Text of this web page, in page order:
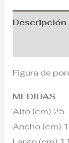
Descripción
Figura de
MEDIDAS
Alto (cm) 25
Ancho (cm)